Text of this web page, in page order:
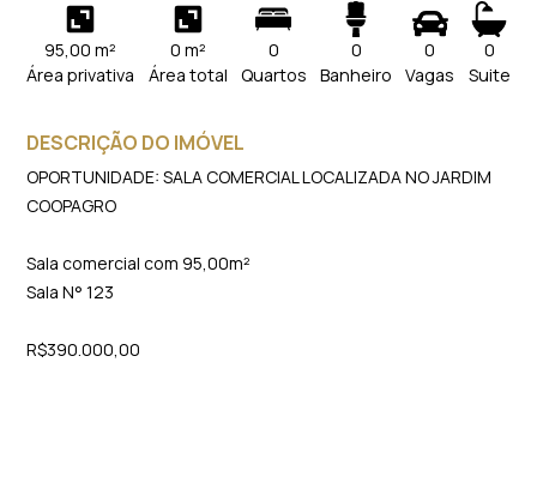
95,00 m²
Área privativa
0 m²
Área total
0
Quartos
0
Banheiro
0
Vagas
0
Suite
DESCRIÇÃO DO IMÓVEL
OPORTUNIDADE: SALA COMERCIAL LOCALIZADA NO JARDIM
COOPAGRO
Sala comercial com 95,00m²
Sala N° 123
R$390.000,00